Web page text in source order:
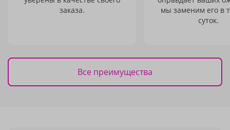
заказа.
мы заменим его в
суток.
Все преимущества